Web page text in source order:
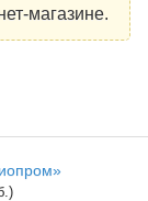
магазине.